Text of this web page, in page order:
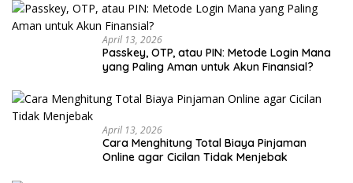
April 13, 2026
Passkey, OTP, atau PIN: Metode Login Mana
yang Paling Aman untuk Akun Finansial?
April 13, 2026
Cara Menghitung Total Biaya Pinjaman
Online agar Cicilan Tidak Menjebak